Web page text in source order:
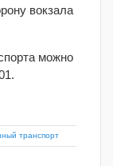
вокзала
можно
транспорт